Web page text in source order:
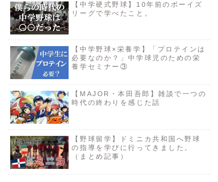
【中学硬式野球】10年前のボーイズ
リーグで学べたこと。
【中学野球×栄養学】「プロテインは
必要なのか？」中学球児のための栄
養学セミナー③
【MAJOR・本田吾郎】雑談で一つの
時代の終わりを感じた話
【野球留学】ドミニカ共和国へ野球
の指導を学びに行ってきました。
（まとめ記事）